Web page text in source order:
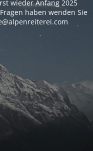
wieder Anfang 2025
haben wenden Sie